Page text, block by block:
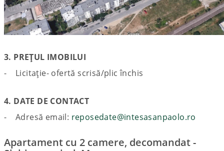
3. PREȚUL IMOBILUI
- Licitație- ofertă scrisă/plic închis
4. DATE DE CONTACT
- Adresă email: reposedate@intesasanpaolo.ro
Apartament cu 2 camere, decomandat -